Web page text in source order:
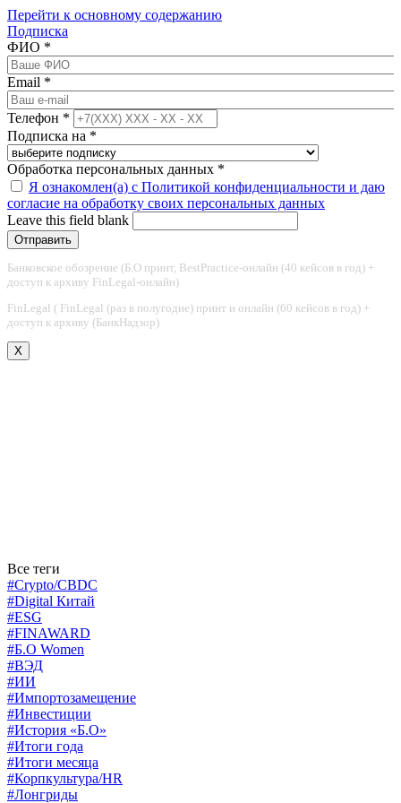
Перейти к основному содержанию
Подписка
ФИО *
Email *
Телефон *
Подписка на *
Обработка персональных данных *
Я ознакомлен(а) с Политикой конфиденциальности и даю
согласие на обработку своих персональных данных
Leave this field blank
Банковское обозрение (Б.О принт, BestPractice-онлайн (40 кейсов в год) +
доступ к архиву FinLegal-онлайн)
FinLegal ( FinLegal (раз в полугодие) принт и онлайн (60 кейсов в год) +
доступ к архиву (БанкНадзор)
X
Все теги
#Crypto/CBDC
#Digital Китай
#ESG
#FINAWARD
#Б.О Women
#ВЭД
#ИИ
#Импортозамещение
#Инвестиции
#История «Б.О»
#Итоги года
#Итоги месяца
#Корпкультура/HR
#Лонгриды